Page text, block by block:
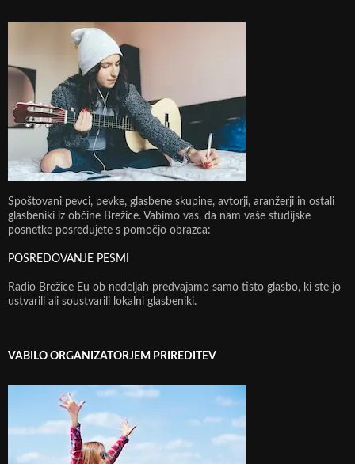
Spoštovani pevci, pevke, glasbene skupine, avtorji, aranžerji in ostali
glasbeniki iz občine Brežice. Vabimo vas, da nam vaše studijske
posnetke posredujete s pomočjo obrazca:
POSREDOVANJE PESMI
Radio Brežice Eu ob nedeljah predvajamo samo tisto glasbo, ki ste jo
ustvarili ali soustvarili lokalni glasbeniki.
VABILO ORGANIZATORJEM PRIREDITEV